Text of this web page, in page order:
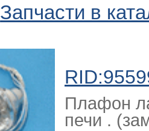
Запчасти в
Плафон
печи .